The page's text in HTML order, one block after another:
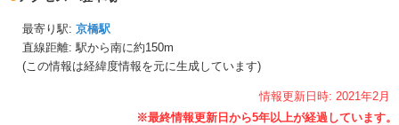
最寄り駅: 京橋駅
直線距離: 駅から南に約150m
(この情報は経緯度情報を元に生成しています)
情報更新日時: 2021年2月